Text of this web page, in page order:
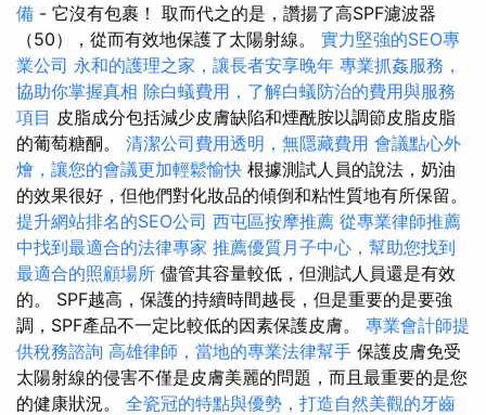
備 - 它沒有包裹！ 取而代之的是，讚揚了高SPF濾波器
（50），從而有效地保護了太陽射線。 實力堅強的SEO專
業公司 永和的護理之家，讓長者安享晚年 專業抓姦服務，
協助你掌握真相 除白蟻費用，了解白蟻防治的費用與服務
項目 皮脂成分包括減少皮膚缺陷和煙酰胺以調節皮脂皮脂
的葡萄糖酮。 清潔公司費用透明，無隱藏費用 會議點心外
燴，讓您的會議更加輕鬆愉快 根據測試人員的說法，奶油
的效果很好，但他們對化妝品的傾倒和粘性質地有所保留。
提升網站排名的SEO公司 西屯區按摩推薦 從專業律師推薦
中找到最適合的法律專家 推薦優質月子中心，幫助您找到
最適合的照顧場所 儘管其容量較低，但測試人員還是有效
的。 SPF越高，保護的持續時間越長，但是重要的是要強
調，SPF產品不一定比較低的因素保護皮膚。 專業會計師提
供稅務諮詢 高雄律師，當地的專業法律幫手 保護皮膚免受
太陽射線的侵害不僅是皮膚美麗的問題，而且最重要的是您
的健康狀況。 全瓷冠的特點與優勢，打造自然美觀的牙齒